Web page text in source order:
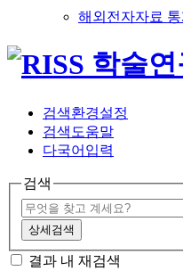
해외전자자료 통
검색환경설정
검색도움말
다국어입력
검색
상세검색
결과 내 재검색